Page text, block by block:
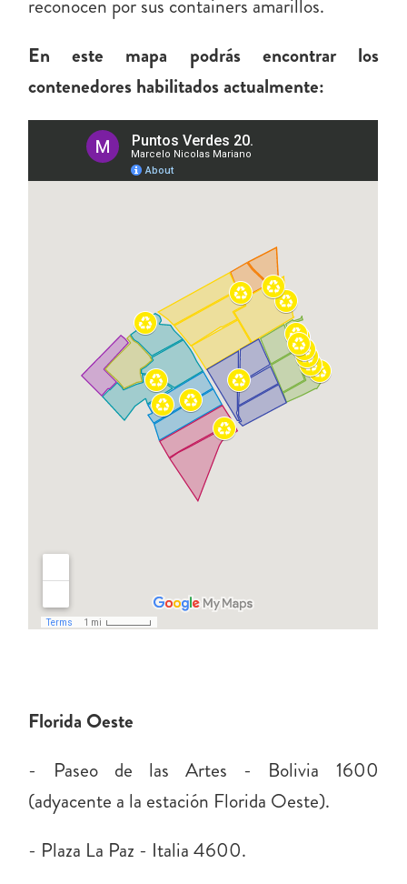
En este mapa podrás encontrar los
contenedores habilitados actualmente:
Florida Oeste
- Paseo de las Artes - Bolivia 1600
(adyacente a la estación Florida Oeste).
- Plaza La Paz - Italia 4600.